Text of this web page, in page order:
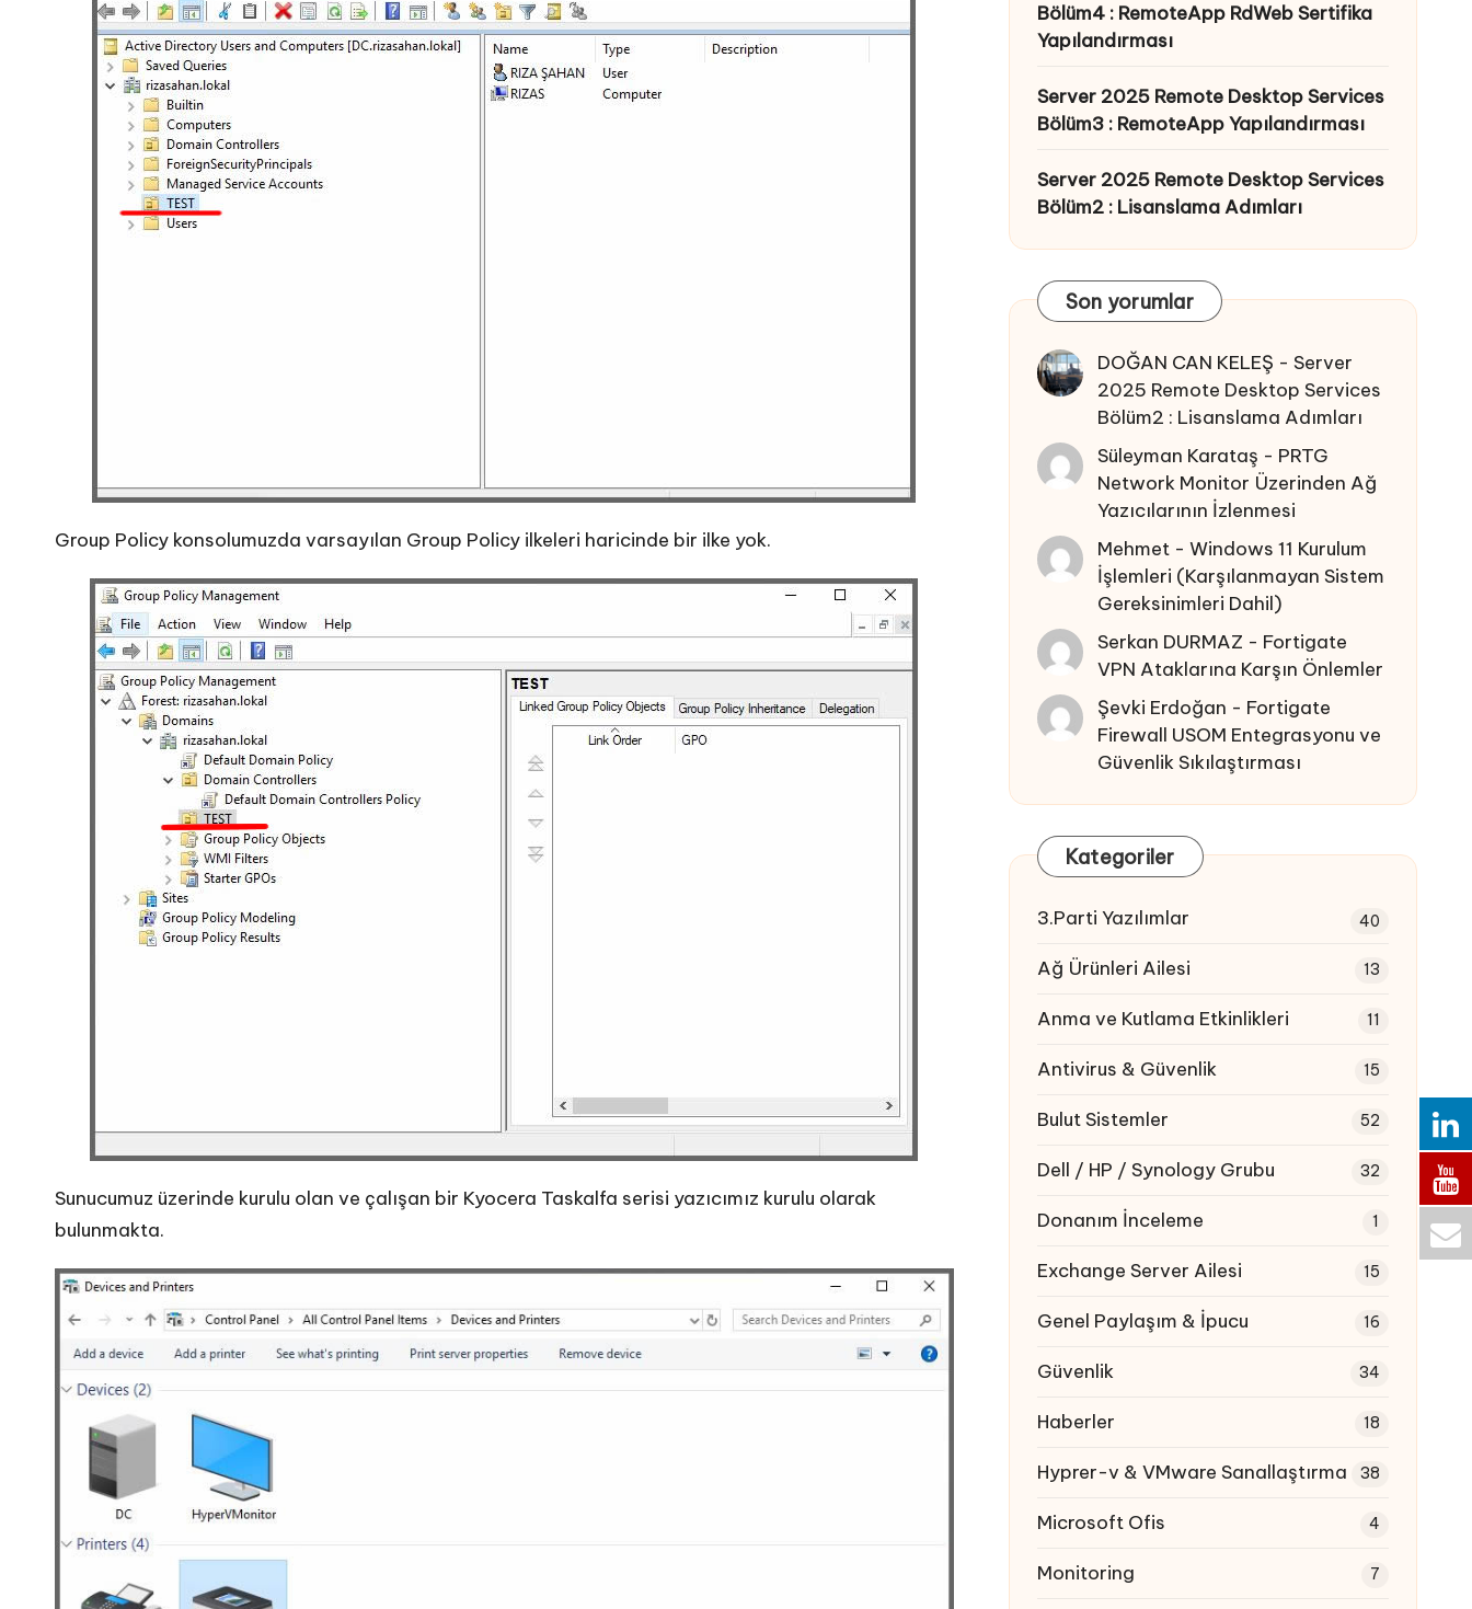
Group Policy konsolumuzda varsayılan Group Policy ilkeleri haricinde bir ilke yok.
Sunucumuz üzerinde kurulu olan ve çalışan bir Kyocera Taskalfa serisi yazıcımız kurulu olarak
bulunmakta.
Bölüm4 : RemoteApp RdWeb Sertifika
Yapılandırması
Server 2025 Remote Desktop Services
Bölüm3 : RemoteApp Yapılandırması
Server 2025 Remote Desktop Services
Bölüm2 : Lisanslama Adımları
Son yorumlar
DOĞAN CAN KELEŞ -Server
2025 Remote Desktop Services
Bölüm2 : Lisanslama Adımları
Süleyman Karataş - PRTG
Network Monitor Üzerinden Ağ
Yazıcılarının İzlenmesi
Mehmet -Windows 11 Kurulum
İşlemleri (Karşılanmayan Sistem
Gereksinimleri Dahil)
Serkan DURMAZ - Fortigate
VPN Ataklarına Karşın Önlemler
Şevki Erdoğan - Fortigate
Firewall USOM Entegrasyonu ve
Güvenlik Sıkılaştırması
Kategoriler
3.Parti Yazılımlar 40
Ağ Ürünleri Ailesi 13
Anma ve Kutlama Etkinlikleri 11
Antivirus & Güvenlik 15
Bulut Sistemler 52
Dell / HP / Synology Grubu 32
Donanım İnceleme 1
Exchange Server Ailesi 15
Genel Paylaşım & İpucu 16
Güvenlik 34
Haberler 18
Hyprer-v & VMware Sanallaştırma 38
Microsoft Ofis 4
Monitoring 7